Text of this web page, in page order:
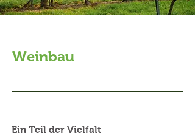
Weinbau
Ein Teil der Vielfalt